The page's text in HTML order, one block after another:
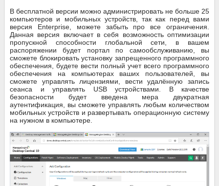
В бесплатной версии можно администрировать не больше 25
компьютеров и мобильных устройств, так как перед вами
версия Enterprise, можете забыть про все ограничения.
Данная версия включает в себя возможность оптимизации
пропускной способности глобальной сети, в вашем
распоряжении будет портал по самообслуживанию, вы
сможете блокировать установку запрещенного программного
обеспечения, будете вести полный учет всего программного
обеспечения на компьютерах ваших пользователей, вы
сможете управлять лицензиями, вести удалённую запись
сеанса и управлять USB устройствами. В качестве
безопасности будет введена мера двукратная
аутентификация, вы сможете управлять любым количеством
мобильных устройств и развертывать операционную систему
на нужном в компьютере.